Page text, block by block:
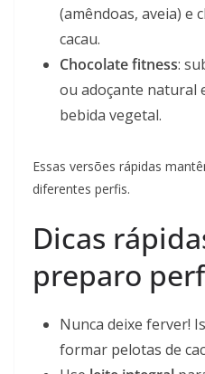
(amêndoas, aveia) e
cacau.
Chocolate fitness:
ou adoçante natural
bebida vegetal.
Essas versões rápidas
diferentes perfis.
Dicas
preparo
Nunca deixe ferver!
formar pelotas de